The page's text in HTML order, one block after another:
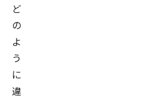
ど
の
よ
う
に
違